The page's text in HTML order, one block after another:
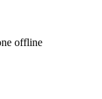
offline